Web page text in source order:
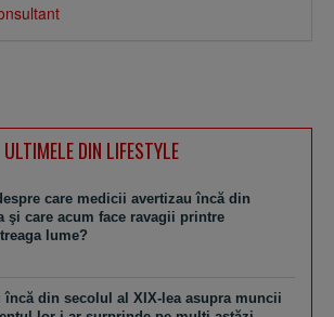
ULTIMELE DIN LIFESTYLE
care medicii avertizau încă din
şi care acum face ravagii printre
lume?
încă din secolul al XIX-lea asupra muncii